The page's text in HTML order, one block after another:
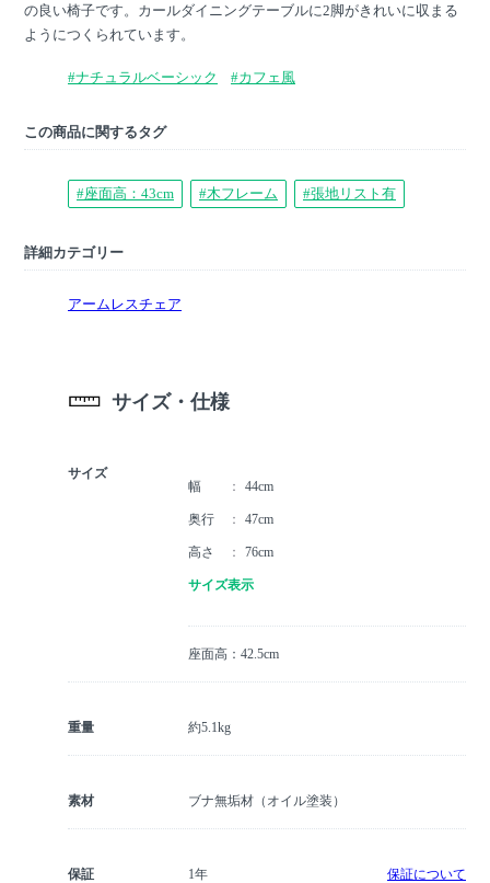
の良い椅子です。カールダイニングテーブルに2脚がきれいに収まる
ようにつくられています。
#ナチュラルベーシック #カフェ風
この商品に関するタグ
#座面高：43cm #木フレーム #張地リスト有
詳細カテゴリー
アームレスチェア
サイズ・仕様
サイズ
幅
44cm
奥行 47cm
高さ 76cm
サイズ表示
座面高：42.5cm
重量 約5.1kg
素材 ブナ無垢材（オイル塗装）
保証 1年 保証について